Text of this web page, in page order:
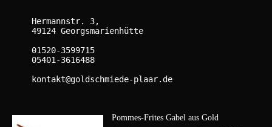
Pommes-Frites Gabel aus Gold